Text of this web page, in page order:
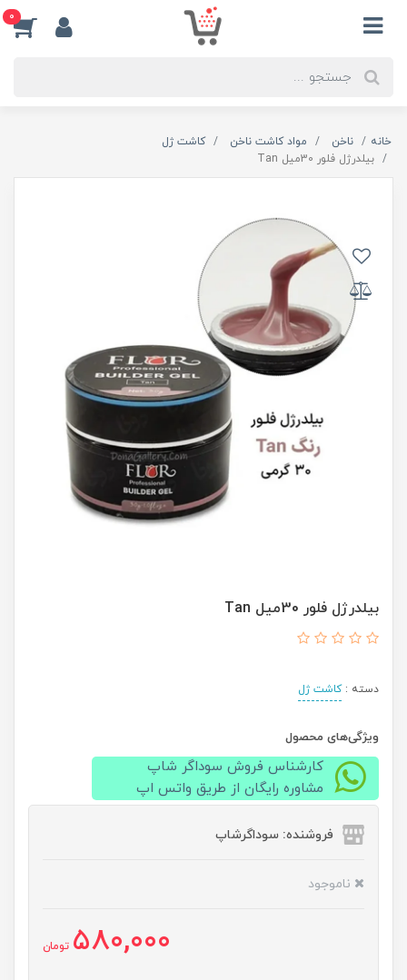
0
خانه ناخن مواد کاشت ناخن
کاشت ژل
بيلدرژل فلور 30ميل Tan
بيلدرژل فلور 30ميل Tan
دسته :کاشت ژل
ویژگی‌های محصول
کارشناس فروش سوداگر شاپ
مشاوره رایگان از طریق واتس اپ
فروشنده: سوداگرشاپ
ناموجود
580,000 تومان